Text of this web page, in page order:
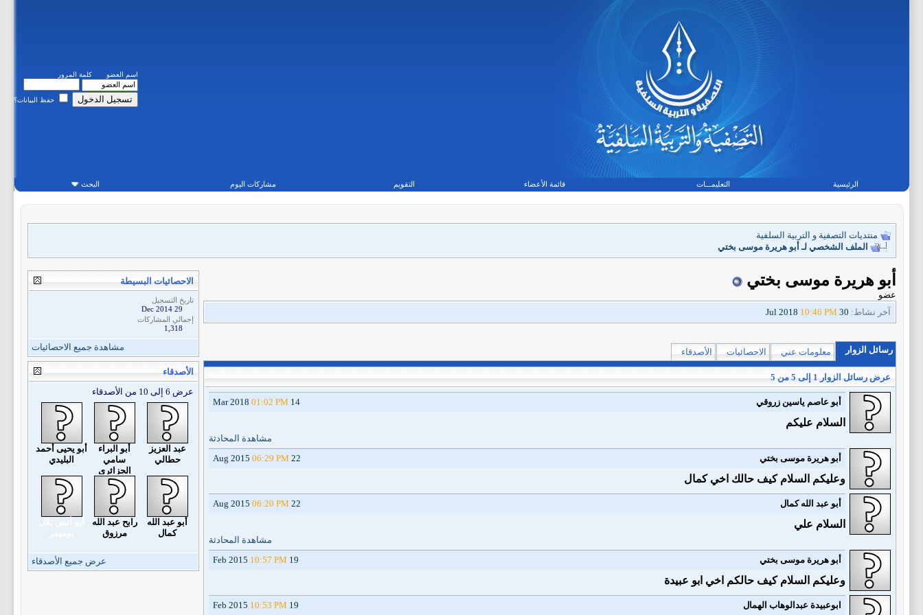
اسم العضو كلمة المرور
حفظ البيانات؟
الرئيسية التعليمـــات قائمة الأعضاء التقويم مشاركات اليوم البحث
منتديات التصفية و التربية السلفية
الملف الشخصي لـ أبو هريرة موسى بختي
أبو هريرة موسى بختي
عضو
آخر نشاط:
10:46 PM
رسائل الزوار معلومات عني الاحصائيات الأصدقاء
عرض رسائل الزوار 1 إلى 5 من 5
14 Mar 2018
01:02 PM أبو عاصم ياسين زروقي
السلام عليكم
مشاهدة المحادثة
22 Aug 2015
06:29 PM أبو هريرة موسى بختي
وعليكم السلام كيف حالك اخي كمال
22 Aug 2015
06:20 PM أبو عبد الله كمال
السلام علي
مشاهدة المحادثة
19 Feb 2015
10:57 PM أبو هريرة موسى بختي
وعليكم السلام كيف حالكم اخي ابو عبيدة
19 Feb 2015
10:53 PM ابوعبيدة عبدالوهاب الهمال
الاحصائيات البسيطة
تاريخ التسجيل
29 Dec 2014
إجمالي المشاركات
1,318
مشاهدة جميع الاحصائيات
الأصدقاء
عرض 6 إلى 10 من الأصدقاء
عبد العزيز
حطالي
أبو البراء
سامي
الجزائري
أبو يحيى أحمد
البليدي
أبو عبد الله
كمال
رابح عبد الله
مرزوق
عرض جميع الأصدقاء